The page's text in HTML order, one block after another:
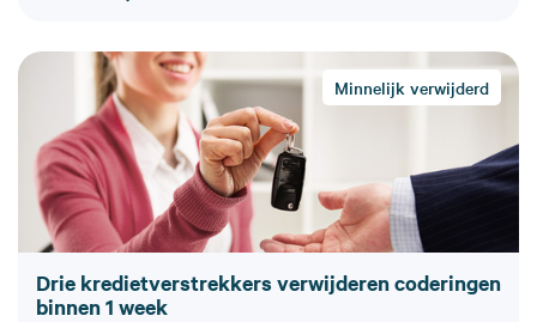
Minnelijk verwijderd
Drie kredietverstrekkers verwijderen coderingen
binnen 1 week